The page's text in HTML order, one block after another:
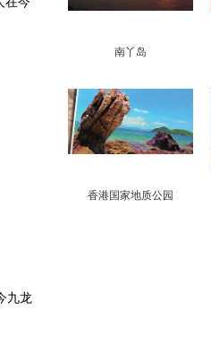
九龙
南丫岛
香港国家地质公园